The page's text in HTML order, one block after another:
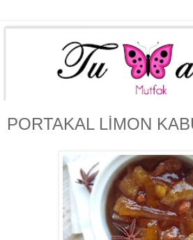
PORTAKAL LİMON